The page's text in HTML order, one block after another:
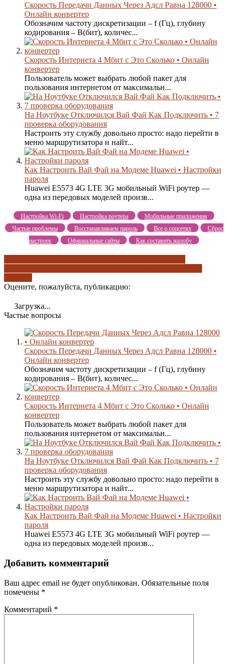
Скорость Передачи Данных Через Адсл Равна 128000 •
Онлайн конвертер
Обозначим частоту дискретизации – f (Гц), глубину
кодирования – B(бит), количес...
Скорость Интернета 4 Мбит с Это Сколько • Онлайн
конвертер
Пользователь может выбрать любой пакет для
пользования интернетом от максимальн...
На Ноутбуке Отключился Вай Фай Как Подключить • 7
проверка оборудования
Настроить эту службу довольно просто: надо перейти в
меню маршрутизатора и найт...
Как Настроить Вай Фай на Модеме Huawei • Настройки
пароля
Huawei E5573 4G LTE 3G мобильный WiFi роутер —
одна из передовых моделей произв...
Настройка Wi-Fi Настройка роутера
Мобильные приложения
Частые проблемы
Восстанавливаем пароль Все о соцсетях
Сброс
настроек
Официальные сайты Как составить жалобу
Оцените, пожалуйста, публикацию:
Загрузка...
Частые вопросы
Скорость Передачи Данных Через Адсл Равна 128000 •
Онлайн конвертер
Обозначим частоту дискретизации – f (Гц), глубину
кодирования – B(бит), количес...
Скорость Интернета 4 Мбит с Это Сколько • Онлайн
конвертер
Пользователь может выбрать любой пакет для
пользования интернетом от максимальн...
На Ноутбуке Отключился Вай Фай Как Подключить • 7
проверка оборудования
Настроить эту службу довольно просто: надо перейти в
меню маршрутизатора и найт...
Как Настроить Вай Фай на Модеме Huawei • Настройки
пароля
Huawei E5573 4G LTE 3G мобильный WiFi роутер —
одна из передовых моделей произв...
Добавить комментарий
Ваш адрес email не будет опубликован. Обязательные поля
помечены *
Комментарий *